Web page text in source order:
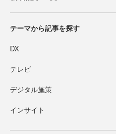
テーマから記事を探す
DX
テレビ
デジタル施策
インサイト